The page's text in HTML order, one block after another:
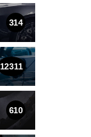
314
12311
610